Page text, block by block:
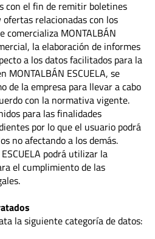
con el fin de remitir boletines
relacionadas con los
comercializa MONTALBÁN
la elaboración de informes
a los datos facilitados para la
MONTALBÁN ESCUELA, se
de la empresa para llevar a cabo
con la normativa vigente.
para las finalidades
por lo que el usuario podrá
no afectando a los demás.
podrá utilizar la
el cumplimiento de las
la siguiente categoría de datos: